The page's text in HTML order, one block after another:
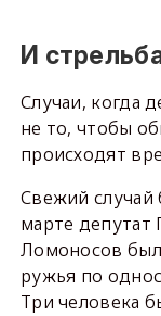
И
Случаи, когда
не то, чтобы
происходят
Свежий случай
марте депутат
Ломоносов был
ружья по
Три человека